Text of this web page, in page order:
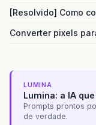
[Resolvido] Como
Converter pixels
LUMINA
Lumina: a IA
Prompts prontos
de verdade.